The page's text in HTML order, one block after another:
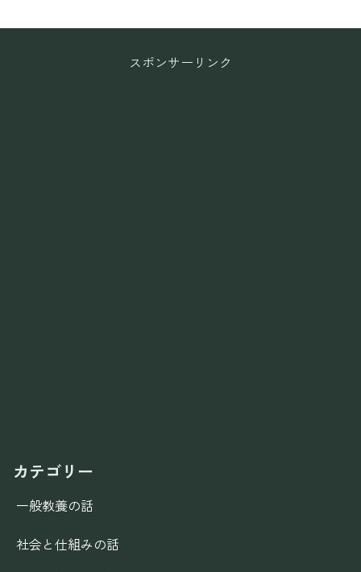
スポンサーリンク
カテゴリー
一般教養の話
社会と仕組みの話